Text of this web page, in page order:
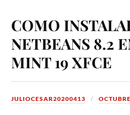
COMO
NETBEANS 8.2
MINT 19 XFCE
JULIOCESAR20200413